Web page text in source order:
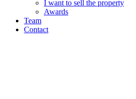
I want to sell the property
Awards
Team
Contact